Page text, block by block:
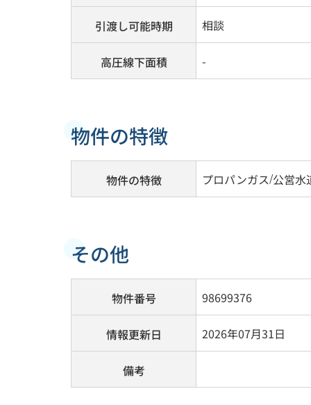
引渡し可能時期 相談
高圧線下面積 -
物件の特徴
物件の特徴 プロパンガス/公営水
その他
物件番号 98699376
情報更新日 2026年07月31日
備考